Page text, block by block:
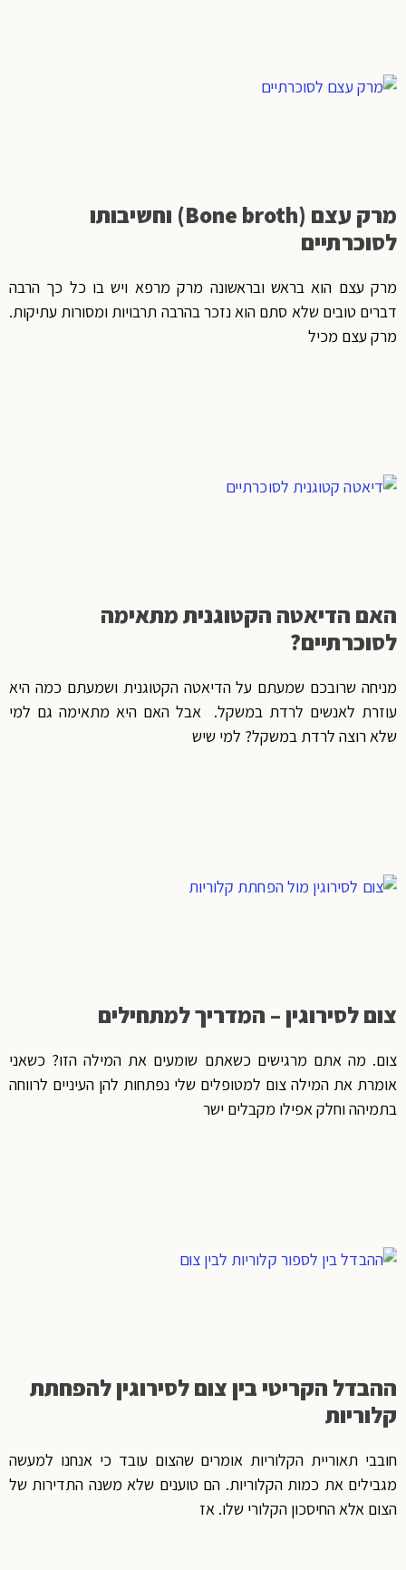
מרק עצם (Bone broth) וחשיבותו
לסוכרתיים
מרק עצם הוא בראש ובראשונה מרק מרפא ויש בו כל כך הרבה
דברים טובים שלא סתם הוא נזכר בהרבה תרבויות ומסורות עתיקות.
מרק עצם מכיל
האם הדיאטה הקטוגנית מתאימה
לסוכרתיים?
מניחה שרובכם שמעתם על הדיאטה הקטוגנית ושמעתם כמה היא
עוזרת לאנשים לרדת במשקל. אבל האם היא מתאימה גם למי
שלא רוצה לרדת במשקל? למי שיש
צום לסירוגין – המדריך למתחילים
צום. מה אתם מרגישים כשאתם שומעים את המילה הזו? כשאני
אומרת את המילה צום למטופלים שלי נפתחות להן העיניים לרווחה
בתמיהה וחלק אפילו מקבלים ישר
ההבדל הקריטי בין צום לסירוגין להפחתת
קלוריות
חובבי תאוריית הקלוריות אומרים שהצום עובד כי אנחנו למעשה
מגבילים את כמות הקלוריות. הם טוענים שלא משנה התדירות של
הצום אלא החיסכון הקלורי שלו. אז